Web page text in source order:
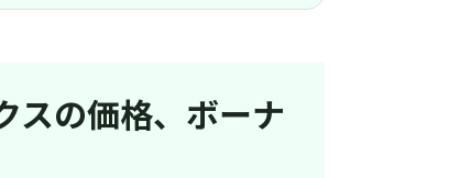
スの価格、ボーナ